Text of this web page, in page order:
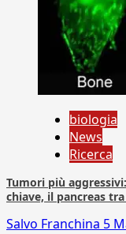
biologia
News
Ricerca
Tumori più
chiave, il pancreas
Salvo Franchina 5